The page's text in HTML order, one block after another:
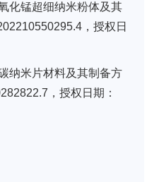
化锰超细纳米粉体及其
，授权日
纳米片材料及其制备方
，授权日期：